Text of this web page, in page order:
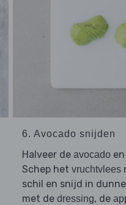
6. Avocado snijden
Halveer de avocado
Schep het vruchtvlees
schil en snijd in
met de dressing, de